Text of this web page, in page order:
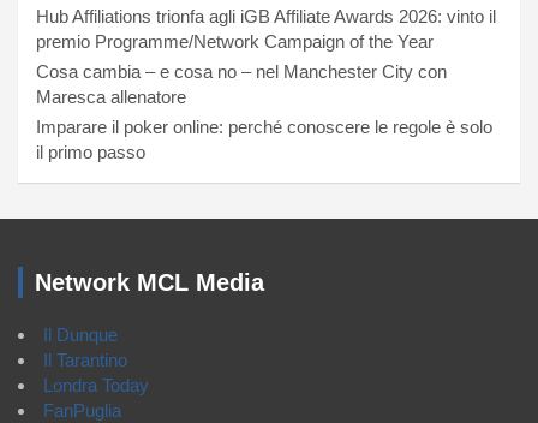
Hub Affiliations trionfa agli iGB Affiliate Awards 2026: vinto il
premio Programme/Network Campaign of the Year
Cosa cambia – e cosa no – nel Manchester City con
Maresca allenatore
Imparare il poker online: perché conoscere le regole è solo
il primo passo
Network MCL Media
Il Dunque
Il Tarantino
Londra Today
FanPuglia